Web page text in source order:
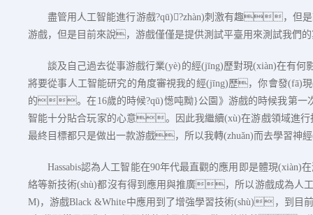
盡管用人工智能進行游戲?qū)?zhàn)刺激有趣，但是
游戲，但是目前來說，游戲僅僅是提供測試平臺用來測試我們
談及自己過去從事游戲行業(yè)的經(jīng)歷對現(xiàn)在有何
將要從事人工智能研究的角度審視我的經(jīng)歷，你會發(fā)
的。在 16歲的時候?qū)憽吨黝}公園》游戲的時候我第
智能十分貼合玩家的心意。因此我繼續(xù)在游戲領域進
最終目標都只是做出一款游戲，所以我轉(zhuǎn)而去學習
Hassabis認為人工智能在90年代最直觀的應用即是體現
絡等新技術(shù)都沒有得到應用與推廣，所以游戲成為人
M) ，游戲Black &White中應用到了增強學習技術(shù)，到目